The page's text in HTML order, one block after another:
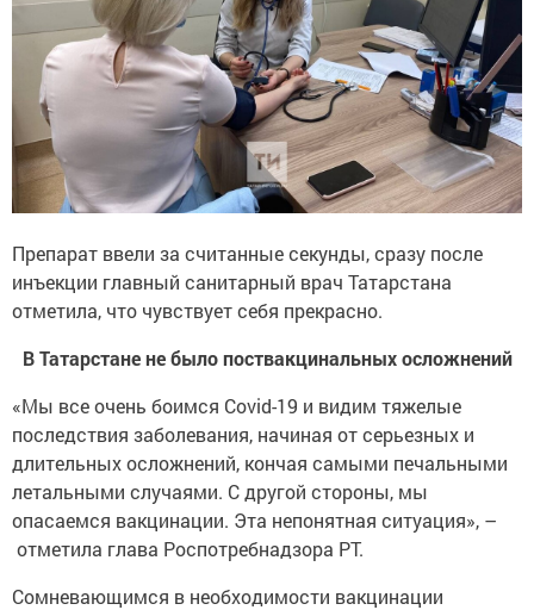
Препарат ввели за считанные секунды, сразу после
инъекции главный санитарный врач Татарстана
отметила, что чувствует себя прекрасно.
В Татарстане не было поствакцинальных осложнений
«Мы все очень боимся Covid-19 и видим тяжелые
последствия заболевания, начиная от серьезных и
длительных осложнений, кончая самыми печальными
летальными случаями. С другой стороны, мы
опасаемся вакцинации. Эта непонятная ситуация», –
отметила глава Роспотребнадзора РТ.
Сомневающимся в необходимости вакцинации